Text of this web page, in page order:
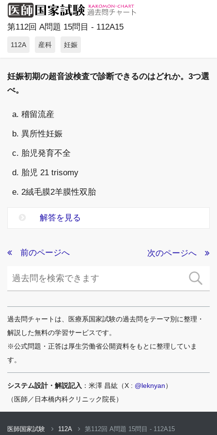
第112回 A問題 15問目 - 112A15
112A 産科 妊娠
妊娠初期の超音波検査で診断できるのはどれか。3つ選
べ。
a. 稽留流産
b. 異所性妊娠
c. 胎児発育不全
d. 胎児 21 trisomy
e. 2絨毛膜2羊膜性双胎
解答を見る
前のページへ 次のページへ
過去問チャートは、医療系国家試験の過去問をテーマ別に整理・
解説した無料の学習サービスです。
※公式問題・正答は厚生労働省公開資料をもとに整理していま
す。
システム設計・解説記入 ：米澤 昌紘（X : @leknyan）
（医師／日本橋内科クリニック院長）
医師国家試験 112A 第112回 A問題 15問目 - 112A15